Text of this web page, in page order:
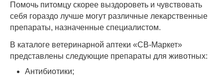
Помочь питомцу скорее выздороветь и чувствовать
себя гораздо лучше могут различные лекарственные
препараты, назначенные специалистом.
В каталоге ветеринарной аптеки «СВ-Маркет»
представлены следующие препараты для животных:
Антибиотики;